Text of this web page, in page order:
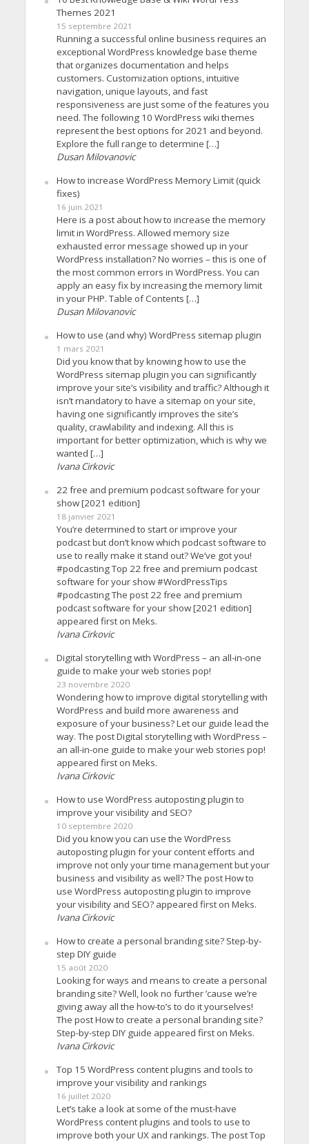
Themes 2021
15 septembre 2021
Running a successful online business requires an
exceptional WordPress knowledge base theme
that organizes documentation and helps
customers. Customization options, intuitive
navigation, unique layouts, and fast
responsiveness are just some of the features you
need. The following 10 WordPress wiki themes
represent the best options for 2021 and beyond.
Explore the full range to determine […]
Dusan Milovanovic
How to increase WordPress Memory Limit (quick
fixes)
16 juin 2021
Here is a post about how to increase the memory
limit in WordPress. Allowed memory size
exhausted error message showed up in your
WordPress installation? No worries – this is one of
the most common errors in WordPress. You can
apply an easy fix by increasing the memory limit
in your PHP. Table of Contents […]
Dusan Milovanovic
How to use (and why) WordPress sitemap plugin
1 mars 2021
Did you know that by knowing how to use the
WordPress sitemap plugin you can significantly
improve your site’s visibility and traffic? Although it
isn’t mandatory to have a sitemap on your site,
having one significantly improves the site’s
quality, crawlability and indexing. All this is
important for better optimization, which is why we
wanted […]
Ivana Cirkovic
22 free and premium podcast software for your
show [2021 edition]
18 janvier 2021
You’re determined to start or improve your
podcast but don’t know which podcast software to
use to really make it stand out? We’ve got you!
#podcasting Top 22 free and premium podcast
software for your show #WordPressTips
#podcasting The post 22 free and premium
podcast software for your show [2021 edition]
appeared first on Meks.
Ivana Cirkovic
Digital storytelling with WordPress – an all-in-one
guide to make your web stories pop!
23 novembre 2020
Wondering how to improve digital storytelling with
WordPress and build more awareness and
exposure of your business? Let our guide lead the
way. The post Digital storytelling with WordPress –
an all-in-one guide to make your web stories pop!
appeared first on Meks.
Ivana Cirkovic
How to use WordPress autoposting plugin to
improve your visibility and SEO?
10 septembre 2020
Did you know you can use the WordPress
autoposting plugin for your content efforts and
improve not only your time management but your
business and visibility as well? The post How to
use WordPress autoposting plugin to improve
your visibility and SEO? appeared first on Meks.
Ivana Cirkovic
How to create a personal branding site? Step-by-
step DIY guide
15 août 2020
Looking for ways and means to create a personal
branding site? Well, look no further ’cause we’re
giving away all the how-to’s to do it yourselves!
The post How to create a personal branding site?
Step-by-step DIY guide appeared first on Meks.
Ivana Cirkovic
Top 15 WordPress content plugins and tools to
improve your visibility and rankings
16 juillet 2020
Let’s take a look at some of the must-have
WordPress content plugins and tools to use to
improve both your UX and rankings. The post Top